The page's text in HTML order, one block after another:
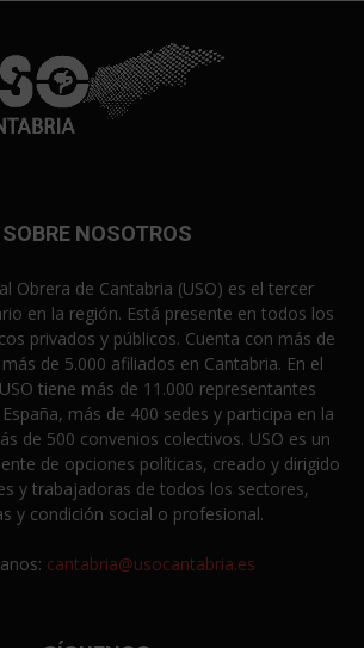
SOBRE NOSOTROS
Obrera de Cantabria (USO) es el tercer
en la región. Está presente en todos los
privados y públicos. Cuenta con más de
de 5.000 afiliados en Cantabria. En el
tiene más de 11.000 representantes
más de 400 sedes y participa en la
de 500 convenios colectivos. USO es un
de opciones políticas, creado y dirigido
y trabajadoras de todos los sectores,
y condición social o profesional.
cantabria@usocantabria.es